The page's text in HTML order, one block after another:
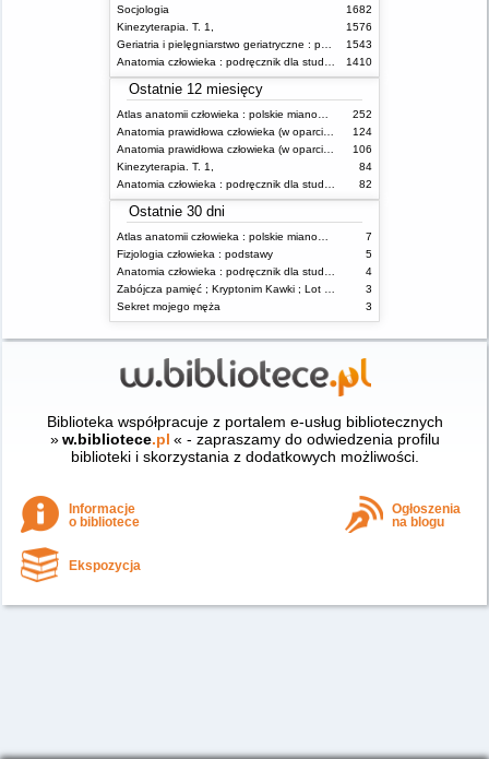
Socjologia
1682
Kinezyterapia. T. 1,
1576
1543
1410
Ostatnie 12 miesięcy
252
124
106
Kinezyterapia. T. 1,
84
82
Ostatnie 30 dni
7
Fizjologia człowieka : podstawy
5
4
3
Sekret mojego męża
3
Biblioteka współpracuje z portalem e-usług bibliotecznych
» w.bibliotece.pl « - zapraszamy do odwiedzenia profilu
biblioteki i skorzystania z dodatkowych możliwości.
Informacje
o bibliotece
Ogłoszenia
na blogu
Ekspozycja